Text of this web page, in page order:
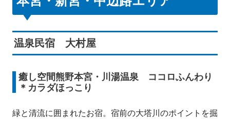
温泉民宿 大村屋
癒し空間熊野本宮・川湯温泉 ココロふんわり
＊カラダほっこり
緑と清流に囲まれたお宿。宿前の大塔川のポイントを掘